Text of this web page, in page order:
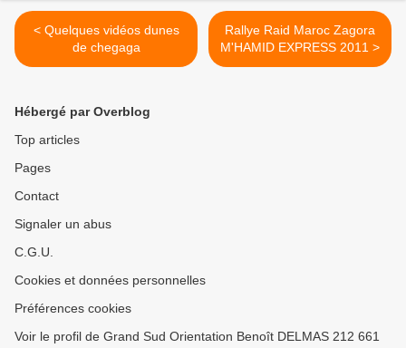
< Quelques vidéos dunes
de chegaga
Rallye Raid Maroc Zagora
M'HAMID EXPRESS 2011 >
Hébergé par Overblog
Top articles
Pages
Contact
Signaler un abus
C.G.U.
Cookies et données personnelles
Préférences cookies
Voir le profil de Grand Sud Orientation Benoît DELMAS 212 661